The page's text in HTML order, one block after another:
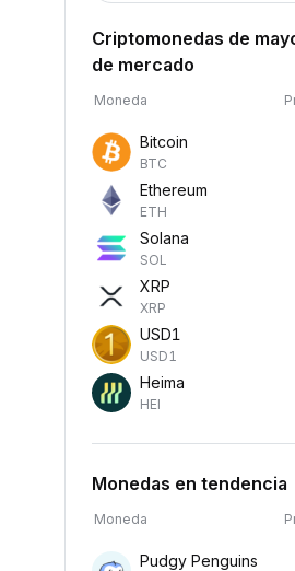
Criptomonedas de
de mercado
Moneda
Bitcoin
BTC
Ethereum
ETH
Solana
SOL
XRP
XRP
USD1
USD1
Heima
HEI
Monedas en tendencia
Moneda
Pudgy Penguins